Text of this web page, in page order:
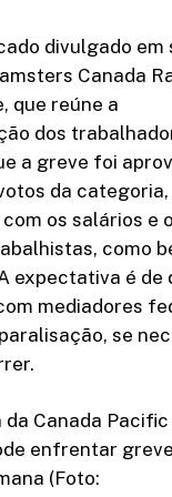
divulgado em
Canada
que reúne a
dos
a greve foi
da categoria,
os salários e
como
expectativa é de
mediadores
se
Canada Pacific
enfrentar
(Foto: